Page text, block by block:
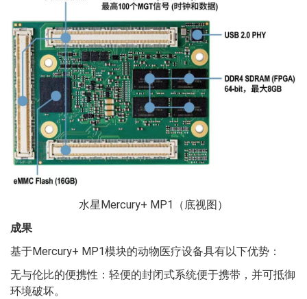
水星Mercury+ MP1（底视图）
成果
基于Mercury+ MP1模块的动物医疗设备具有以下优势：
无与伦比的便携性：轻便的封闭式系统便于携带，并可抵御
环境破坏。